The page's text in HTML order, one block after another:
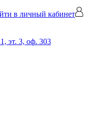
в личный кабинет
эт. 3, оф. 303